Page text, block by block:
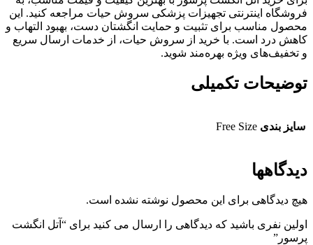
فروشگاه اینترنتی تجهیزات پزشکی سروش حیات مراجعه کنید. این
محصول مناسب برای تثبیت و حمایت انگشتان دست، بهبود التهاب و
کاهش درد است. با خرید از سروش حیات، از خدمات ارسال سریع
و تخفیف‌های ویژه بهره‌مند شوید.
توضیحات تکمیلی
سایز بندی Free Size
دیدگاهها
هیچ دیدگاهی برای این محصول نوشته نشده است.
اولین نفری باشید که دیدگاهی را ارسال می کنید برای “آتل انگشت
پرسور”